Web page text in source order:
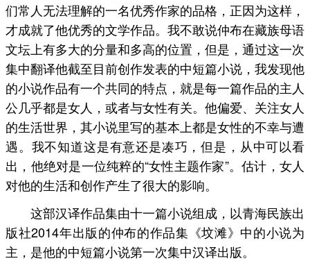
们常人无法理解的一名优秀作家的品格，正因为这样，
才成就了他优秀的文学作品。我不敢说仲布在藏族母语
文坛上有多大的分量和多高的位置，但是，通过这一次
集中翻译他截至目前创作发表的中短篇小说，我发现他
的小说作品有一个共同的特点，就是每一篇作品的主人
公几乎都是女人，或者与女性有关。他偏爱、关注女人
的生活世界，其小说里写的基本上都是女性的不幸与遭
遇。我不知道这是有意还是凑巧，但是，从中可以看
出，他绝对是一位纯粹的“女性主题作家”。估计，女人
对他的生活和创作产生了很大的影响。
这部汉译作品集由十一篇小说组成，以青海民族出
版社2014年出版的仲布的作品集《坟滩》中的小说为
主，是他的中短篇小说第一次集中汉译出版。